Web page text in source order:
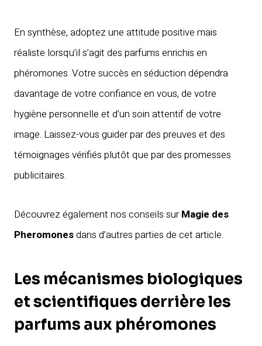
En synthèse, adoptez une attitude positive mais
réaliste lorsqu’il s’agit des parfums enrichis en
phéromones. Votre succès en séduction dépendra
davantage de votre confiance en vous, de votre
hygiène personnelle et d’un soin attentif de votre
image. Laissez-vous guider par des preuves et des
témoignages vérifiés plutôt que par des promesses
publicitaires.
Découvrez également nos conseils sur Magie des
Pheromonesdans d’autres parties de cet article.
Les mécanismes biologiques
et scientifiques derrière les
parfums aux phéromones